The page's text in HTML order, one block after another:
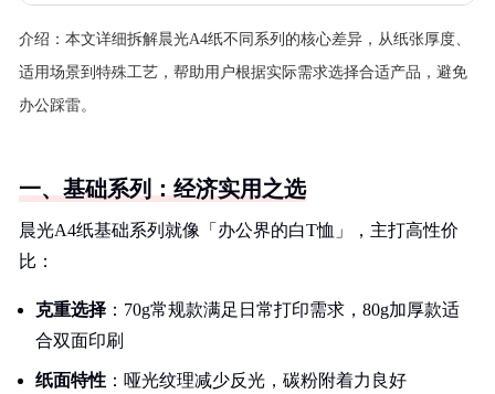
介绍： 本文详细拆解晨光A4纸不同系列的核心差异，从纸张厚度、
适用场景到特殊工艺，帮助用户根据实际需求选择合适产品，避免
办公踩雷。
一、基础系列：经济实用之选
晨光A4纸基础系列就像「办公界的白T恤」，主打高性价
比：
克重选择 ：70g常规款满足日常打印需求，80g加厚款适
合双面印刷
纸面特性 ：哑光纹理减少反光，碳粉附着力良好